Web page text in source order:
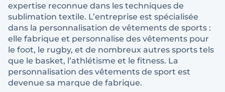
expertise reconnue dans les techniques de
sublimation textile. L’entreprise est spécialisée
dans la personnalisation de vêtements de sports :
elle fabrique et personnalise des vêtements pour
le foot, le rugby, et de nombreux autres sports tels
que le basket, l’athlétisme et le fitness. La
personnalisation des vêtements de sport est
devenue sa marque de fabrique.